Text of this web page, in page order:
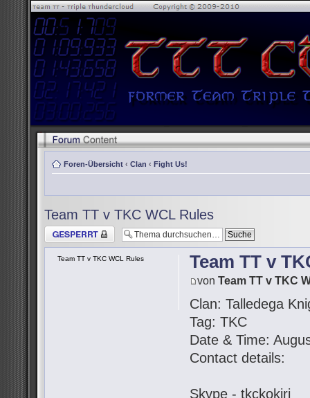
Foren-Übersicht ‹ Clan ‹ Fight Us!
Team TT v TKC WCL Rules
Thema gesperrt
Team TT v
vonTeam TT v TKC
Clan: Talledega
Tag: TKC
Date & Time:
Contact details:
Skype - tkckokiri
Team TT v TKC WCL Rules